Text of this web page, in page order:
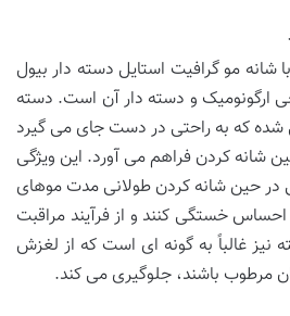
شانه مو گرافیت استایل دسته دار بیول
ارگونومیک و دسته دار آن است. دسته
شده که به راحتی در دست جای می گیرد
شانه کردن فراهم می آورد. این ویژگی
در حین شانه کردن طولانی مدت موهای
خستگی کنند و از فرآیند مراقبت
نیز غالباً به گونه ای است که از لغزش
مرطوب باشند، جلوگیری می کند.